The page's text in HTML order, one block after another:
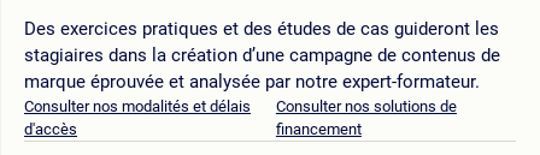
Des exercices pratiques et des études de cas guideront les
stagiaires dans la création d’une campagne de contenus de
marque éprouvée et analysée par notre expert-formateur.
Consulter nos modalités et délais
d'accès
Consulter nos solutions de
financement